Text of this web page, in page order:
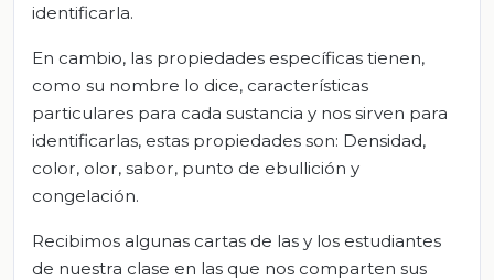
identificarla.
En cambio, las propiedades específicas tienen,
como su nombre lo dice, características
particulares para cada sustancia y nos sirven para
identificarlas, estas propiedades son: Densidad,
color, olor, sabor, punto de ebullición y
congelación.
Recibimos algunas cartas de las y los estudiantes
de nuestra clase en las que nos comparten sus